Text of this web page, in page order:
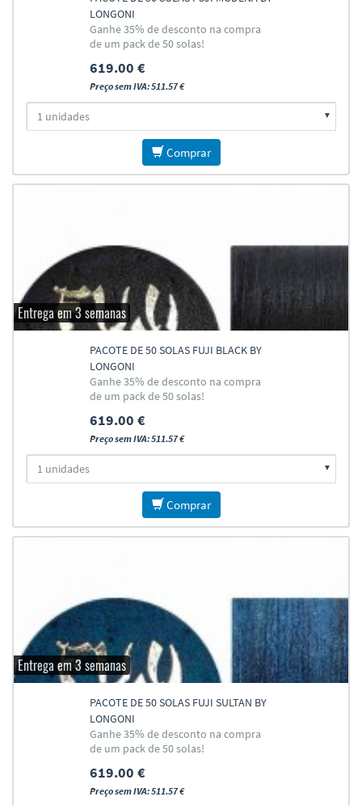
LONGONI
Ganhe 35% de desconto na compra
de um pack de 50 solas!
619.00 €
Preço sem IVA: 511.57 €
Comprar
Entrega em 3 semanas
PACOTE DE 50 SOLAS FUJI BLACK BY
LONGONI
Ganhe 35% de desconto na compra
de um pack de 50 solas!
619.00 €
Preço sem IVA: 511.57 €
Comprar
Entrega em 3 semanas
PACOTE DE 50 SOLAS FUJI SULTAN BY
LONGONI
Ganhe 35% de desconto na compra
de um pack de 50 solas!
619.00 €
Preço sem IVA: 511.57 €